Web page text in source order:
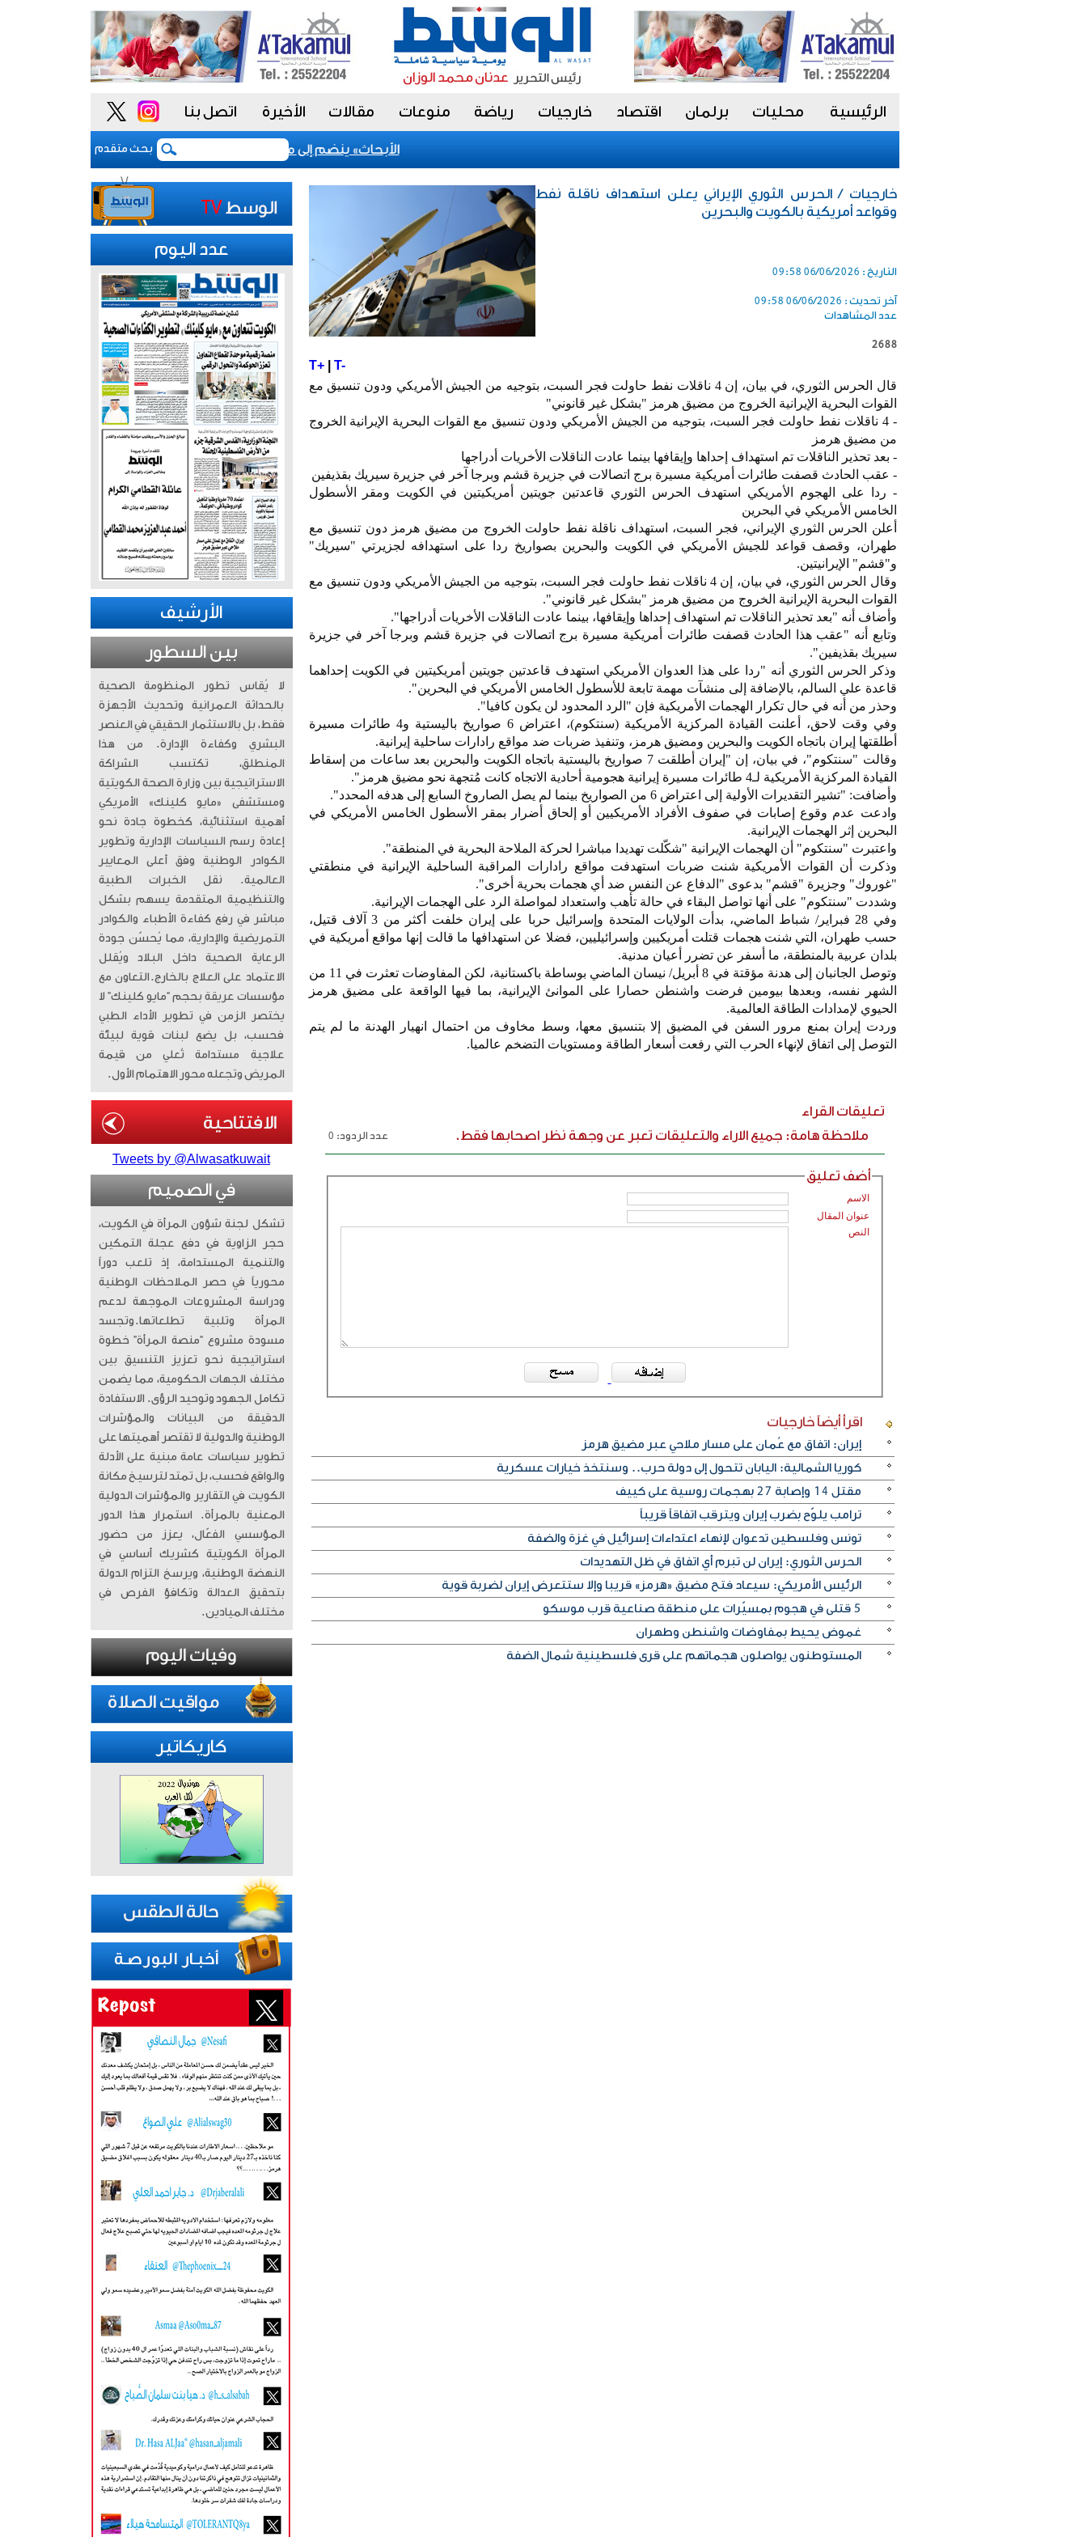
الرئيسية محليات برلمان اقتصاد خارجيات رياضة منوعات مقالات الأخيرة اتصل بنا
بحث متقدم
«الأبحاث» ينضم إلى مشروع «أداء» للسلوك الوظيفي لتعزيز «النزاهة
خارجيات / الحرس الثوري الإيراني يعلن استهداف ناقلة نفط
وقواعد أمريكية بالكويت والبحرين
التاريخ : 06/06/2026 09:58
آخر تحديث : 06/06/2026 09:58
عدد المشاهدات
2688
T+| T-
قال الحرس الثوري، في بيان، إن 4 ناقلات نفط حاولت فجر السبت، بتوجيه من الجيش الأمريكي ودون تنسيق مع
القوات البحرية الإيرانية الخروج من مضيق هرمز "بشكل غير قانوني"
- 4 ناقلات نفط حاولت فجر السبت، بتوجيه من الجيش الأمريكي ودون تنسيق مع القوات البحرية الإيرانية الخروج
من مضيق هرمز
- بعد تحذير الناقلات تم استهداف إحداها وإيقافها بينما عادت الناقلات الأخريات أدراجها
- عقب الحادث قصفت طائرات أمريكية مسيرة برج اتصالات في جزيرة قشم وبرجا آخر في جزيرة سيريك بقذيفين
- ردا على الهجوم الأمريكي استهدف الحرس الثوري قاعدتين جويتين أمريكيتين في الكويت ومقر الأسطول
الخامس الأمريكي في البحرين
أعلن الحرس الثوري الإيراني، فجر السبت، استهداف ناقلة نفط حاولت الخروج من مضيق هرمز دون تنسيق مع
طهران، وقصف قواعد للجيش الأمريكي في الكويت والبحرين بصواريخ ردا على استهدافه لجزيرتي "سيريك"
و"قشم" الإيرانيتين.
وقال الحرس الثوري، في بيان، إن 4 ناقلات نفط حاولت فجر السبت، بتوجيه من الجيش الأمريكي ودون تنسيق مع
القوات البحرية الإيرانية الخروج من مضيق هرمز "بشكل غير قانوني".
وأضاف أنه "بعد تحذير الناقلات تم استهداف إحداها وإيقافها، بينما عادت الناقلات الأخريات أدراجها".
وتابع أنه "عقب هذا الحادث قصفت طائرات أمريكية مسيرة برج اتصالات في جزيرة قشم وبرجا آخر في جزيرة
سيريك بقذيفين".
وذكر الحرس الثوري أنه "ردا على هذا العدوان الأمريكي استهدف قاعدتين جويتين أمريكيتين في الكويت إحداهما
قاعدة علي السالم، بالإضافة إلى منشآت مهمة تابعة للأسطول الخامس الأمريكي في البحرين".
وحذر من أنه في حال تكرار الهجمات الأمريكية فإن "الرد المحدود لن يكون كافيا".
وفي وقت لاحق، أعلنت القيادة المركزية الأمريكية (سنتكوم)، اعتراض 6 صواريخ باليستية و4 طائرات مسيرة
أطلقتها إيران باتجاه الكويت والبحرين ومضيق هرمز، وتنفيذ ضربات ضد مواقع رادارات ساحلية إيرانية.
وقالت "سنتكوم"، في بيان، إن "إيران أطلقت 7 صواريخ باليستية باتجاه الكويت والبحرين بعد ساعات من إسقاط
القيادة المركزية الأمريكية لـ4 طائرات مسيرة إيرانية هجومية أحادية الاتجاه كانت مُتجهة نحو مضيق هرمز".
وأضافت: "تشير التقديرات الأولية إلى اعتراض 6 من الصواريخ بينما لم يصل الصاروخ السابع إلى هدفه المحدد".
وادعت عدم وقوع إصابات في صفوف الأفراد الأمريكيين أو إلحاق أضرار بمقر الأسطول الخامس الأمريكي في
البحرين إثر الهجمات الإيرانية.
واعتبرت "سنتكوم" أن الهجمات الإيرانية "شكّلت تهديدا مباشرا لحركة الملاحة البحرية في المنطقة".
وذكرت أن القوات الأمريكية شنت ضربات استهدفت مواقع رادارات المراقبة الساحلية الإيرانية في منطقتي
"غوروك" وجزيرة "قشم" بدعوى "الدفاع عن النفس ضد أي هجمات بحرية أخرى".
وشددت "سنتكوم" على أنها تواصل البقاء في حالة تأهب واستعداد لمواصلة الرد على الهجمات الإيرانية.
وفي 28 فبراير/ شباط الماضي، بدأت الولايات المتحدة وإسرائيل حربا على إيران خلفت أكثر من 3 آلاف قتيل،
حسب طهران، التي شنت هجمات قتلت أمريكيين وإسرائيليين، فضلا عن استهدافها ما قالت إنها مواقع أمريكية في
بلدان عربية بالمنطقة، ما أسفر عن تضرر أعيان مدنية.
وتوصل الجانبان إلى هدنة مؤقتة في 8 أبريل/ نيسان الماضي بوساطة باكستانية، لكن المفاوضات تعثرت في 11 من
الشهر نفسه، وبعدها بيومين فرضت واشنطن حصارا على الموانئ الإيرانية، بما فيها الواقعة على مضيق هرمز
الحيوي لإمدادات الطاقة العالمية.
وردت إيران بمنع مرور السفن في المضيق إلا بتنسيق معها، وسط مخاوف من احتمال انهيار الهدنة ما لم يتم
التوصل إلى اتفاق لإنهاء الحرب التي رفعت أسعار الطاقة ومستويات التضخم عالميا.
تعليقات القراء
ملاحظة هامة: جميع الاراء والتعليقات تعبر عن وجهة نظر اصحابها فقط.
عدد الردود: 0
أضف تعليق
الاسم
عنوان المقال
النص
اقرأ أيضاًخارجيات
إيران: اتفاق مع عُمان على مسار ملاحي عبر مضيق هرمز
كوريا الشمالية: اليابان تتحول إلى دولة حرب.. وسنتخذ خيارات عسكرية
مقتل 14 وإصابة ‌27 بهجمات روسية على كييف
ترامب يلوّح بضرب إيران ويترقب اتفاقاً قريباً
تونس وفلسطين تدعوان لإنهاء اعتداءات إسرائيل في غزة والضفة
الحرس الثوري: إيران لن تبرم أي اتفاق في ظل التهديدات
الرئيس الأمريكي: سيعاد فتح مضيق «هرمز» قريبا وإلا ستتعرض إيران لضربة قوية
5 قتلى في هجوم بمسيّرات على منطقة صناعية قرب موسكو
غموض يحيط بمفاوضات واشنطن وطهران
المستوطنون يواصلون هجماتهم على قرى فلسطينية شمال الضفة
عدد اليوم
الأرشيف
بين السطور
لا يُقاس تطور المنظومة الصحية
بالحداثة العمرانية وتحديث الأجهزة
فقط، بل بالاستثمار الحقيقي في العنصر
البشري وكفاءة الإدارة. من هذا
المنطلق، تكتسب الشراكة
الاستراتيجية بين وزارة الصحة الكويتية
ومستشفى «مايو كلينك» الأمريكي
أهمية استثنائية، كخطوة جادة نحو
إعادة رسم السياسات الإدارية وتطوير
الكوادر الوطنية وفق أعلى المعايير
العالمية. ​ نقل الخبرات الطبية
والتنظيمية المتقدمة يسهم بشكل
مباشر في رفع كفاءة الأطباء والكوادر
التمريضية والإدارية، مما يُحسّن جودة
الرعاية الصحية داخل البلاد ويُقلل
الاعتماد على العلاج بالخارج. ​التعاون مع
مؤسسات عريقة بحجم “مايو كلينك” لا
يختصر الزمن في تطوير الأداء الطبي
فحسب، بل يضع لبنات قوية لبيئة
علاجية مستدامة تُعلي من قيمة
المريض وتجعله محور الاهتمام الأول.
Tweets by @Alwasatkuwait
في الصميم
تشكل لجنة شؤون المرأة في الكويت،
حجر الزاوية في دفع عجلة التمكين
والتنمية المستدامة، إذ تلعب دوراً
محورياً في حصر الملاحظات الوطنية
ودراسة المشروعات الموجهة لدعم
المرأة وتلبية تطلعاتها. ​وتجسد
مسودة مشروع “منصة المرأة” خطوة
استراتيجية نحو تعزيز التنسيق بين
مختلف الجهات الحكومية، مما يضمن
تكامل الجهود وتوحيد الرؤى. الاستفادة
الدقيقة من البيانات والمؤشرات
الوطنية والدولية لا تقتصر أهميتها على
تطوير سياسات عامة مبنية على الأدلة
والواقع فحسب، بل تمتد لترسيخ مكانة
الكويت في التقارير والمؤشرات الدولية
المعنية بالمرأة. ​ استمرار هذا الدور
المؤسسي الفعّال، يعزز من حضور
المرأة الكويتية كشريك أساسي في
النهضة الوطنية، ويرسخ التزام الدولة
بتحقيق العدالة وتكافؤ الفرص في
مختلف الميادين.
كاريكاتير